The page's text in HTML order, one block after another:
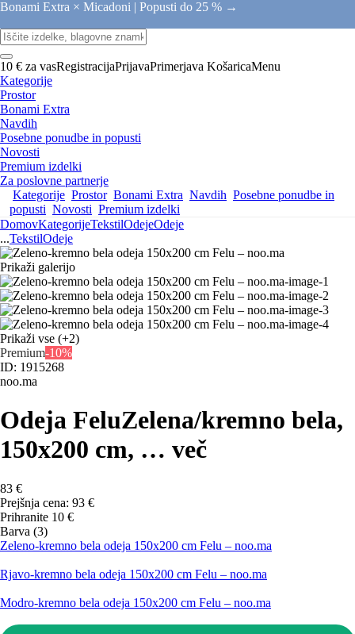
Bonami Extra × Micadoni | Popusti do 25 % →
10 € za vasRegistracijaPrijavaPrimerjava KošaricaMenu
Kategorije
Prostor
Bonami Extra
Navdih
Posebne ponudbe in popusti
Novosti
Premium izdelki
Za poslovne partnerje
Kategorije Prostor Bonami Extra Navdih Posebne ponudbe in
popusti Novosti Premium izdelki
DomovKategorijeTekstilOdejeOdeje
...TekstilOdeje
Prikaži galerijo
Prikaži vse (+2)
Premium-10%
ID: 1915268
noo.ma
Odeja FeluZelena/kremno bela,
150x200 cm, … več
83 €
Prejšnja cena: 93 €
Prihranite 10 €
Barva (3)
Zeleno-kremno bela odeja 150x200 cm Felu – noo.ma
Rjavo-kremno bela odeja 150x200 cm Felu – noo.ma
Modro-kremno bela odeja 150x200 cm Felu – noo.ma